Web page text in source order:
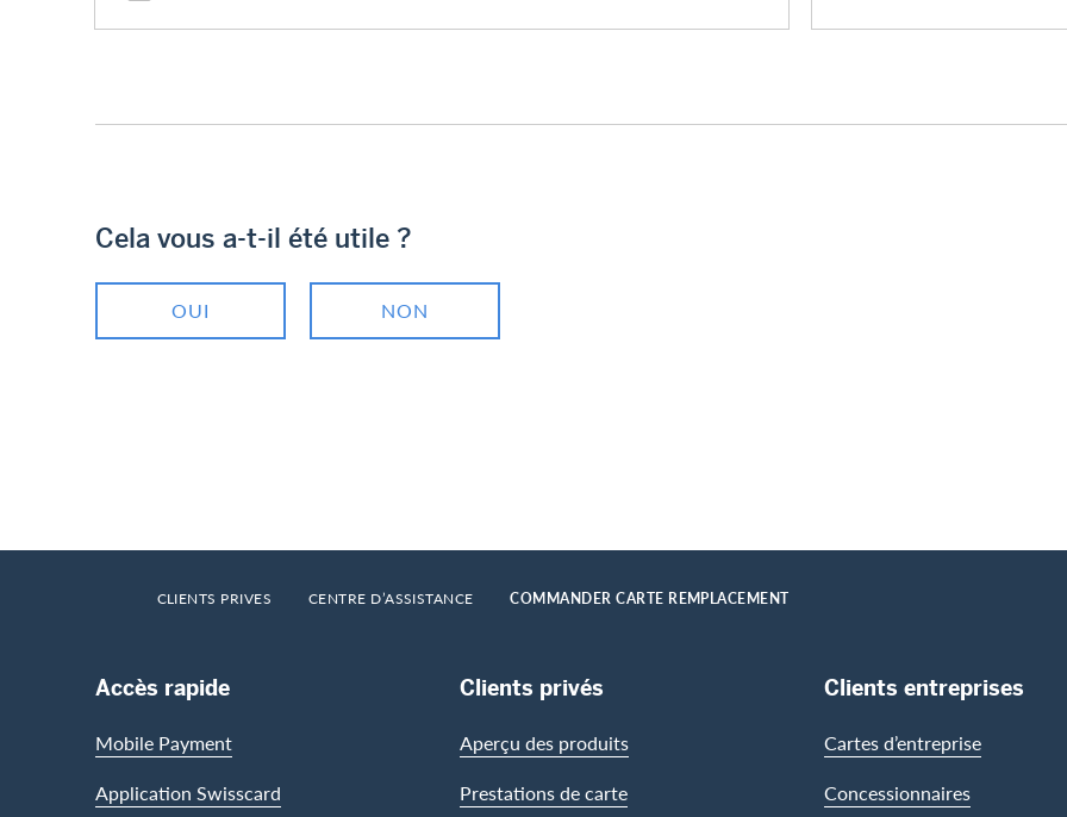
Cela vous a-t-il été utile ?
OUI NON
Footer
CLIENTS PRIVES CENTRE D’ASSISTANCE COMMANDER CARTE REMPLACEMENT
Footer Navigation
Accès rapide
Mobile Payment
Application Swisscard
Clients privés
Aperçu des produits
Prestations de carte
Clients entreprises
Cartes d’entreprise
Concessionnaires